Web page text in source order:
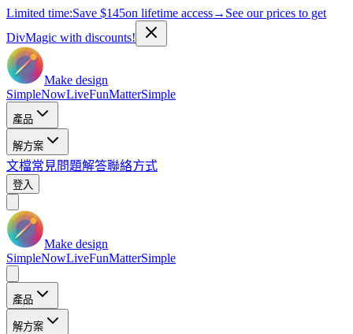
Limited time:Save $145on lifetime access→ See our prices to get
DivMagic with discounts!
Make design
SimpleNowLiveFunMatterSimple
產品
解方案
文檔常見問題解答聯絡方式
登入
Make design
SimpleNowLiveFunMatterSimple
產品
解方案